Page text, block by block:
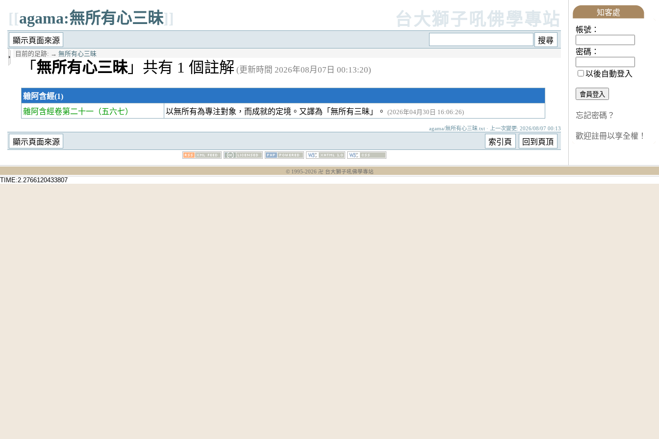
[[agama:無所有心三昧]] 台大獅子吼佛學專站
目前的足跡: → 無所有心三昧
「 無所有心三昧」共有 1 個註解 (更新時間 2026年08月07日 00:13:20)
雜阿含經(1)
雜阿含經卷第二十一 （五六七） 以無所有為專注對象，而成就的定境。又譯為「無所有三昧」。 (2026年04月30日 16:06:26)
agama/無所有心三昧.txt · 上一次變更: 2026/08/07 00:13
知客處
帳號：
密碼：
以後自動登入
忘記密碼？
歡迎註冊以享全權！
© 1995-2026 卍 台大獅子吼佛學專站
TIME:2.2766120433807